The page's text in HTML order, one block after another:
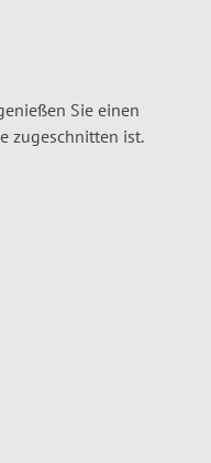
Sie einen
zugeschnitten ist.